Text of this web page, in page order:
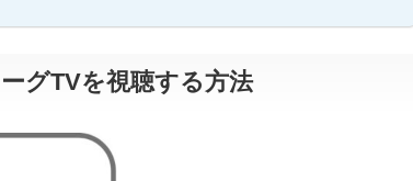
グTVを視聴する方法